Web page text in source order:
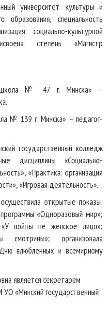
университет культуры и
специальность
социально-культурной
степень «Магистр
школа № 47 г. Минска» –
№ 139 г. Минска» – педагог-
государственный колледж
дисциплины «Социально-
«Практика: организация
«Игровая деятельность».
открытые показы:
«Одноразовый мир»;
«У войны не женское лицо»;
смотрины»; организовала
влюбленных и всемирному
является секретарем
«Минский государственный